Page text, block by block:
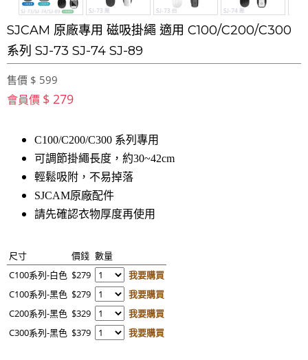
SJCAM 原廠專用 磁吸掛繩 適用 C100/C200/C300
系列 SJ-73 SJ-74 SJ-89
售價 $ 599
會員價 $ 279
C100/C200/C300 系列專用
可調節掛繩長度，約30~42cm
輕鬆吸附，不易掉落
SJCAM原廠配件
請先確認衣物厚度再使用
尺寸 價錢 數量
C100系列-白色 $279
我要購買
C100系列-黑色 $279
我要購買
C200系列-黑色 $329
我要購買
C300系列-黑色 $379 我要購買